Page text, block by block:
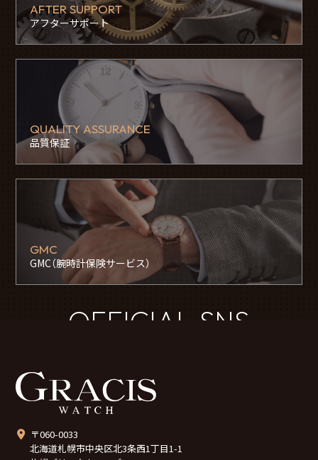
AFTER SUPPORT
アフターサポート
QUALITY ASSURANCE
品質保証
GMC
GMC（腕時計保険サービス）
OFFICIAL SNS
〒060-0033
北海道札幌市中央区北3条西1丁目1-1